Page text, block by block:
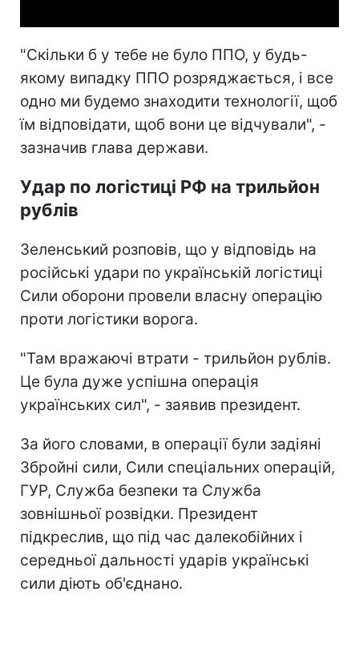
"Скільки б у тебе не було ППО, у будь-
якому випадку ППО розряджається, і все
одно ми будемо знаходити технології, щоб
їм відповідати, щоб вони це відчували", -
зазначив глава держави.
Удар по логістиці РФ на трильйон
рублів
Зеленський розповів, що у відповідь на
російські удари по українській логістиці
Сили оборони провели власну операцію
проти логістики ворога.
"Там вражаючі втрати - трильйон рублів.
Це була дуже успішна операція
українських сил", - заявив президент.
За його словами, в операції були задіяні
Збройні сили, Сили спеціальних операцій,
ГУР, Служба безпеки та Служба
зовнішньої розвідки. Президент
підкреслив, що під час далекобійних і
середньої дальності ударів українські
сили діють об'єднано.